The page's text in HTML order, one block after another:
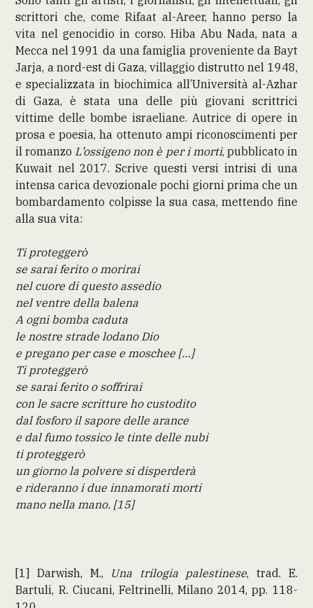
scrittori che, come Rifaat al-Areer, hanno perso la
vita nel genocidio in corso. Hiba Abu Nada, nata a
Mecca nel 1991 da una famiglia proveniente da Bayt
Jarja, a nord-est di Gaza, villaggio distrutto nel 1948,
e specializzata in biochimica all’Università al-Azhar
di Gaza, è stata una delle più giovani scrittrici
vittime delle bombe israeliane. Autrice di opere in
prosa e poesia, ha ottenuto ampi riconoscimenti per
il romanzo L’ossigeno non è per i morti, pubblicato in
Kuwait nel 2017. Scrive questi versi intrisi di una
intensa carica devozionale pochi giorni prima che un
bombardamento colpisse la sua casa, mettendo fine
alla sua vita:
Ti proteggerò
se sarai ferito o morirai
nel cuore di questo assedio
nel ventre della balena
A ogni bomba caduta
le nostre strade lodano Dio
e pregano per case e moschee […]
Ti proteggerò
se sarai ferito o soffrirai
con le sacre scritture ho custodito
dal fosforo il sapore delle arance
e dal fumo tossico le tinte delle nubi
ti proteggerò
un giorno la polvere si disperderà
e rideranno i due innamorati morti
mano nella mano. [15]
[1] Darwish, M., Una trilogia palestinese, trad. E.
Bartuli, R. Ciucani, Feltrinelli, Milano 2014, pp. 118-